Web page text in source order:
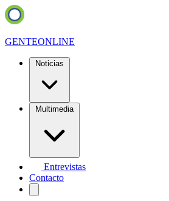
GENTEONLINE
Noticias
Multimedia
Entrevistas
Contacto